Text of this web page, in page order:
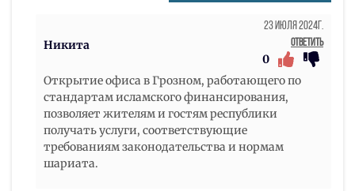
Никита
23 Июля 2024г.
Ответить
0
Открытие офиса в Грозном, работающего по
стандартам исламского финансирования,
позволяет жителям и гостям республики
получать услуги, соответствующие
требованиям законодательства и нормам
шариата.